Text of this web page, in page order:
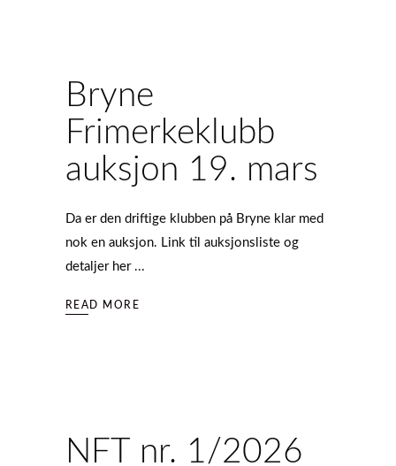
Bryne
Frimerkeklubb
auksjon 19. mars
Da er den driftige klubben på Bryne klar med
nok en auksjon. Link til auksjonsliste og
detaljer her
READ MORE
NFT nr. 1/2026